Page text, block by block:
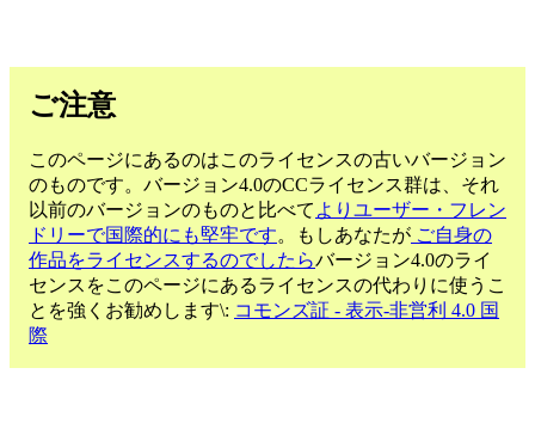
ご注意
このページにあるのはこのライセンスの古いバージョン
のものです。バージョン4.0のCCライセンス群は、それ
以前のバージョンのものと比べて よりユーザー・フレン
ドリーで国際的にも堅牢です。もしあなたが ご自身の
作品をライセンスするのでしたらバージョン4.0のライ
センスをこのページにあるライセンスの代わりに使うこ
とを強くお勧めします\: コモンズ証 - 表示-非営利 4.0 国
際